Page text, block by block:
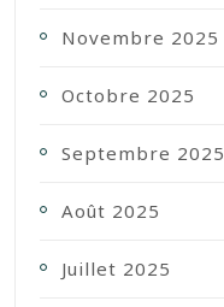
Novembre 2025
Octobre 2025
Septembre 2025
Août 2025
Juillet 2025